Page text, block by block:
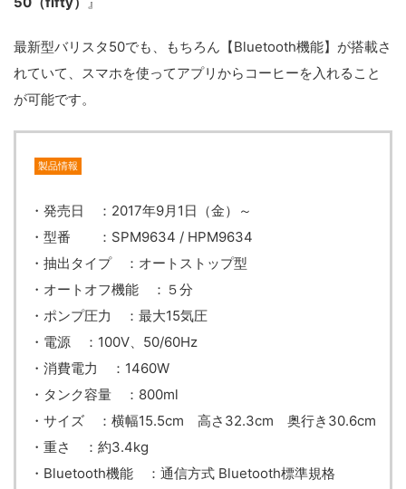
最新型バリスタ50でも、もちろん【Bluetooth機能】が搭載さ
れていて、スマホを使ってアプリからコーヒーを入れること
が可能です。
製品情報
・発売日 ：2017年9月1日（金）～
・型番 ：SPM9634 / HPM9634
・抽出タイプ ：オートストップ型
・オートオフ機能 ：５分
・ポンプ圧力 ：最大15気圧
・電源 ：100V、50/60Hz
・消費電力 ：1460W
・タンク容量 ：800ml
・サイズ ：横幅15.5cm 高さ32.3cm 奥行き30.6cm
・重さ ：約3.4kg
・Bluetooth機能 ：通信方式 Bluetooth標準規格